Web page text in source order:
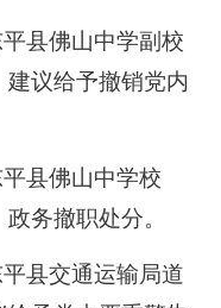
县佛山中学副校
议给予撤销党内
县佛山中学校
务撤职处分。
县交通运输局道